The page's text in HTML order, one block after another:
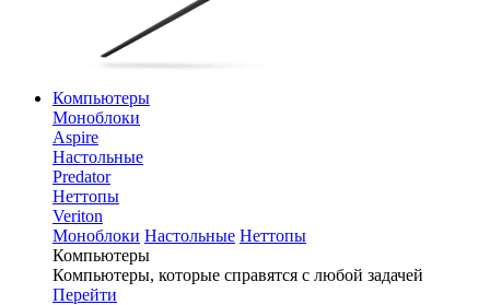
Компьютеры
Моноблоки
Aspire
Настольные
Predator
Неттопы
Veriton
Моноблоки Настольные Неттопы
Компьютеры
Компьютеры, которые справятся с любой задачей
Перейти